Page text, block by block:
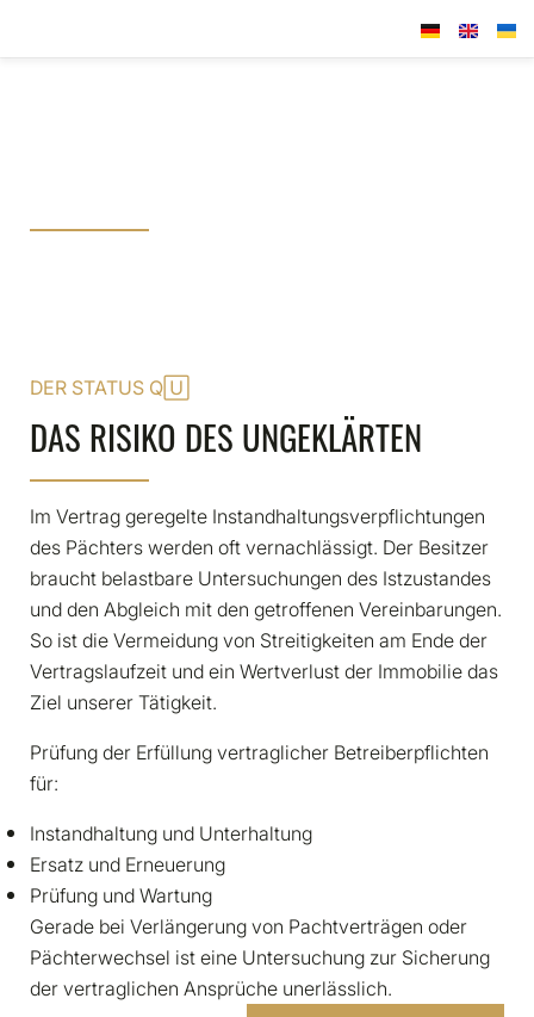
DER STATUS QUO​
DAS RISIKO DES UNGEKLÄRTEN
Im Vertrag geregelte Instandhaltungsverpflichtungen
des Pächters werden oft vernachlässigt. Der Besitzer
braucht belastbare Untersuchungen des Istzustandes
und den Abgleich mit den getroffenen Vereinbarungen.
So ist die Vermeidung von Streitigkeiten am Ende der
Vertragslaufzeit und ein Wertverlust der Immobilie das
Ziel unserer Tätigkeit.
Prüfung der Erfüllung vertraglicher Betreiberpflichten
für:
Instandhaltung und Unterhaltung
Ersatz und Erneuerung
Prüfung und Wartung
Gerade bei Verlängerung von Pachtverträgen oder
Pächterwechsel ist eine Untersuchung zur Sicherung
der vertraglichen Ansprüche unerlässlich.